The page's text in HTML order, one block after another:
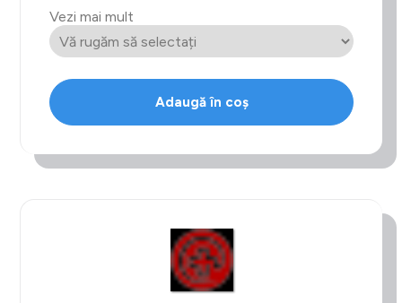
pretul de Bet/Casino
Vezi mai mult
Adaugă în coș